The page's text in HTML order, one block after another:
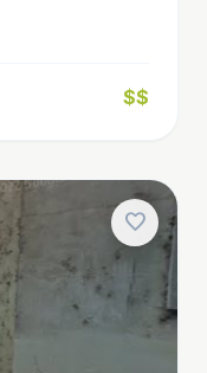
$$
favorite